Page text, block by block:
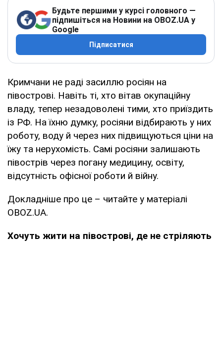
Будьте першими у курсі головного —
підпишіться на Новини на OBOZ.UA у
Google
Підписатися
Кримчани не раді засиллю росіян на
півострові. Навіть ті, хто вітав окупаційну
владу, тепер незадоволені тими, хто приїздить
із РФ. На їхню думку, росіяни відбирають у них
роботу, воду й через них підвищуються ціни на
їжу та нерухомість. Самі росіяни залишають
півострів через погану медицину, освіту,
відсутність офісної роботи й війну.
Докладніше про це – читайте у матеріалі
OBOZ.UA.
Хочуть жити на півострові, де не стріляють